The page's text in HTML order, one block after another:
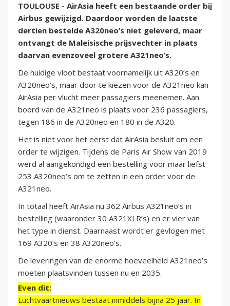
TOULOUSE - AirAsia heeft een bestaande order bij
Airbus gewijzigd. Daardoor worden de laatste
dertien bestelde A320neo’s niet geleverd, maar
ontvangt de Maleisische prijsvechter in plaats
daarvan evenzoveel grotere A321neo’s.
De huidige vloot bestaat voornamelijk uit A320’s en
A320neo’s, maar door te kiezen voor de A321neo kan
AirAsia per vlucht meer passagiers meenemen. Aan
boord van de A321neo is plaats voor 236 passagiers,
tegen 186 in de A320neo en 180 in de A320.
Het is niet voor het eerst dat AirAsia besluit om een
order te wijzigen. Tijdens de Paris Air Show van 2019
werd al aangekondigd een bestelling voor maar liefst
253 A320neo’s om te zetten in een order voor de
A321neo.
In totaal heeft AirAsia nu 362 Airbus A321neo’s in
bestelling (waaronder 30 A321XLR’s) en er vier van
het type in dienst. Daarnaast wordt er gevlogen met
169 A320’s en 38 A320neo’s.
De leveringen van de enorme hoeveelheid A321neo’s
moeten plaatsvinden tussen nu en 2035.
Even dit:
Luchtvaartnieuws bestaat inmiddels bijna 25 jaar. In